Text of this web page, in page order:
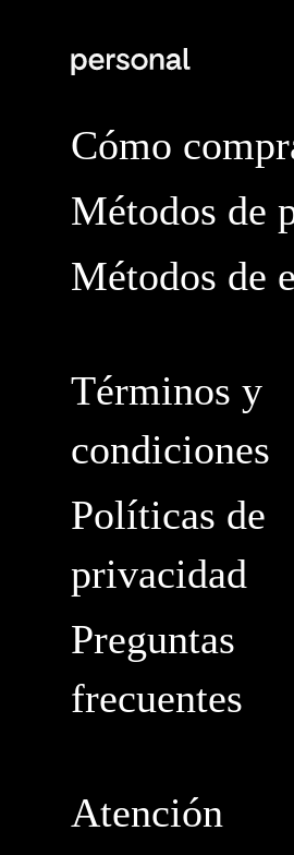
Cómo
Métodos de
Métodos de
Términos y
condiciones
Políticas de
privacidad
Preguntas
frecuentes
Atención